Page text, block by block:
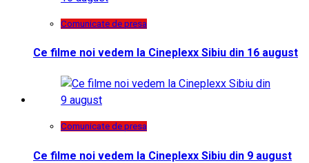
Comunicate de presa
Ce filme noi vedem la Cineplexx Sibiu din 16 august
Comunicate de presa
Ce filme noi vedem la Cineplexx Sibiu din 9 august